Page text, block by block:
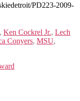
PD223-2009-
, Ken Cockrel Jr., Lech
Conyers, MSU,